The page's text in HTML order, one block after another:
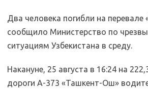
Два человека погибли на перевале
сообщило Министерство по
ситуациям Узбекистана в среду.
Накануне, 25 августа в 16:24 на
дороги А-373 «Ташкент-Ош»